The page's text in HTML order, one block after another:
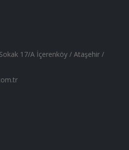
17/A İçerenköy / Ataşehir /